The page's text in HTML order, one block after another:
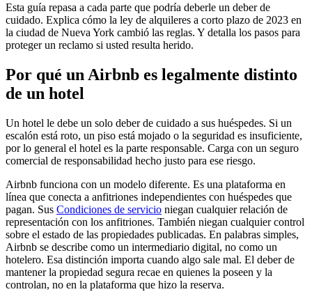
Esta guía repasa a cada parte que podría deberle un deber de
cuidado. Explica cómo la ley de alquileres a corto plazo de 2023 en
la ciudad de Nueva York cambió las reglas. Y detalla los pasos para
proteger un reclamo si usted resulta herido.
Por qué un Airbnb es legalmente distinto
de un hotel
Un hotel le debe un solo deber de cuidado a sus huéspedes. Si un
escalón está roto, un piso está mojado o la seguridad es insuficiente,
por lo general el hotel es la parte responsable. Carga con un seguro
comercial de responsabilidad hecho justo para ese riesgo.
Airbnb funciona con un modelo diferente. Es una plataforma en
línea que conecta a anfitriones independientes con huéspedes que
pagan. Sus Condiciones de servicio niegan cualquier relación de
representación con los anfitriones. También niegan cualquier control
sobre el estado de las propiedades publicadas. En palabras simples,
Airbnb se describe como un intermediario digital, no como un
hotelero. Esa distinción importa cuando algo sale mal. El deber de
mantener la propiedad segura recae en quienes la poseen y la
controlan, no en la plataforma que hizo la reserva.